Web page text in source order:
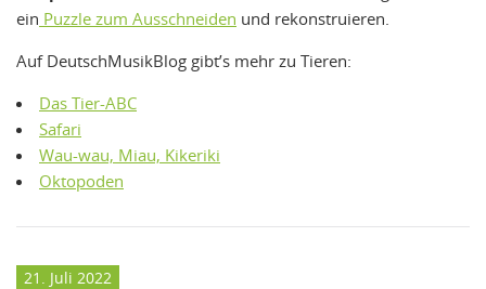
ein Puzzle zum Ausschneiden und rekonstruieren.
Auf DeutschMusikBlog gibt’s mehr zu Tieren:
Das Tier-ABC
Safari
Wau-wau, Miau, Kikeriki
Oktopoden
21. Juli 2022